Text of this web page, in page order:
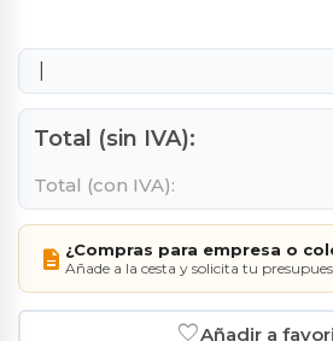
Total (sin IVA):
Total (con IVA):
description ¿Compras para empresa o
Añade a la cesta y solicita tu
favorite_borderAñadir a